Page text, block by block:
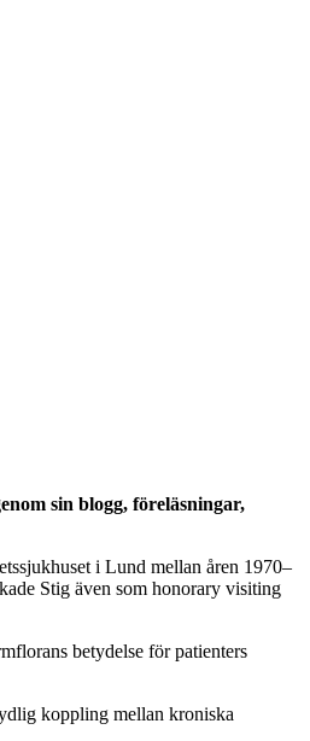
sin blogg, föreläsningar,
i Lund mellan åren 1970–
Stig även som honorary visiting
betydelse för patienters
koppling mellan kroniska